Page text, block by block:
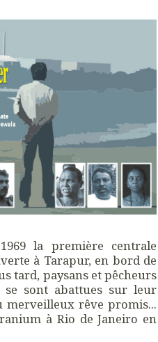
la première centrale
à Tarapur, en bord de
tard, paysans et pêcheurs
sont abattues sur leur
rêve promis...
à Rio de Janeiro en